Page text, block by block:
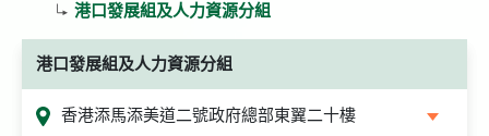
港口發展組及人力資源分組
港口發展組及人力資源分組
香港添馬添美道二號政府總部東翼二十樓